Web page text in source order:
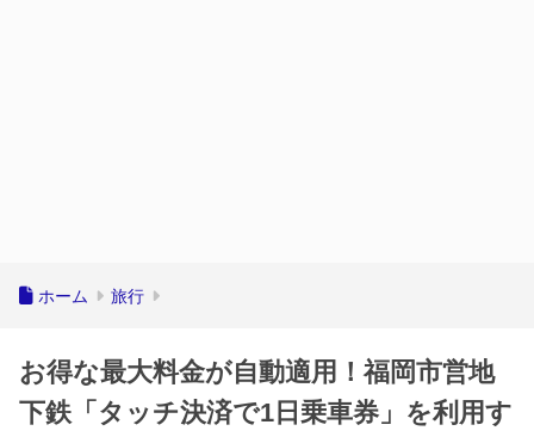
ホーム 旅行
お得な最大料金が自動適用！福岡市営地
下鉄「タッチ決済で1日乗車券」を利用す